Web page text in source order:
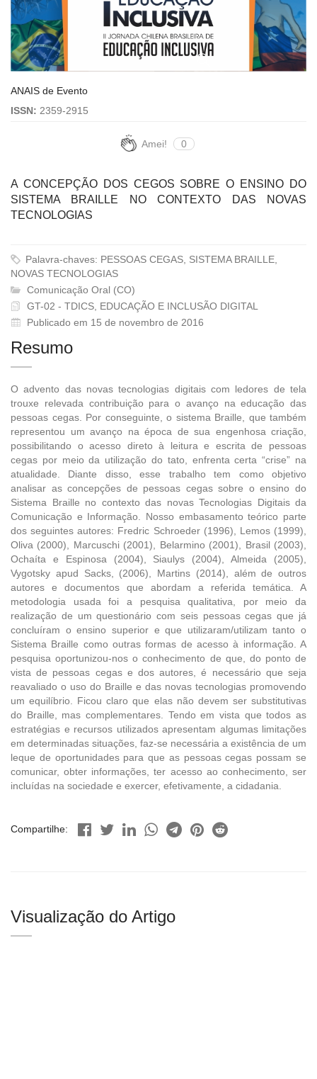
ANAIS de Evento
ISSN: 2359-2915
Amei! 0
A CONCEPÇÃO DOS CEGOS SOBRE O ENSINO DO
SISTEMA BRAILLE NO CONTEXTO DAS NOVAS
TECNOLOGIAS
Palavra-chaves: PESSOAS CEGAS, SISTEMA BRAILLE,
NOVAS TECNOLOGIAS
Comunicação Oral (CO)
GT-02 - TDICS, EDUCAÇÃO E INCLUSÃO DIGITAL
Publicado em 15 de novembro de 2016
Resumo
O advento das novas tecnologias digitais com ledores de tela
trouxe relevada contribuição para o avanço na educação das
pessoas cegas. Por conseguinte, o sistema Braille, que também
representou um avanço na época de sua engenhosa criação,
possibilitando o acesso direto à leitura e escrita de pessoas
cegas por meio da utilização do tato, enfrenta certa “crise” na
atualidade. Diante disso, esse trabalho tem como objetivo
analisar as concepções de pessoas cegas sobre o ensino do
Sistema Braille no contexto das novas Tecnologias Digitais da
Comunicação e Informação. Nosso embasamento teórico parte
dos seguintes autores: Fredric Schroeder (1996), Lemos (1999),
Oliva (2000), Marcuschi (2001), Belarmino (2001), Brasil (2003),
Ochaíta e Espinosa (2004), Siaulys (2004), Almeida (2005),
Vygotsky apud Sacks, (2006), Martins (2014), além de outros
autores e documentos que abordam a referida temática. A
metodologia usada foi a pesquisa qualitativa, por meio da
realização de um questionário com seis pessoas cegas que já
concluíram o ensino superior e que utilizaram/utilizam tanto o
Sistema Braille como outras formas de acesso à informação. A
pesquisa oportunizou-nos o conhecimento de que, do ponto de
vista de pessoas cegas e dos autores, é necessário que seja
reavaliado o uso do Braille e das novas tecnologias promovendo
um equilíbrio. Ficou claro que elas não devem ser substitutivas
do Braille, mas complementares. Tendo em vista que todos as
estratégias e recursos utilizados apresentam algumas limitações
em determinadas situações, faz-se necessária a existência de um
leque de oportunidades para que as pessoas cegas possam se
comunicar, obter informações, ter acesso ao conhecimento, ser
incluídas na sociedade e exercer, efetivamente, a cidadania.
Compartilhe:
Visualização do Artigo